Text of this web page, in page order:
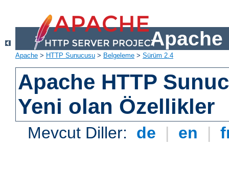
Apache
Apache > HTTP Sunucusu > Belgeleme > Sürüm 2.4
Apache HTTP
Yeni olan Özellikler
Mevcut Diller: de | en |